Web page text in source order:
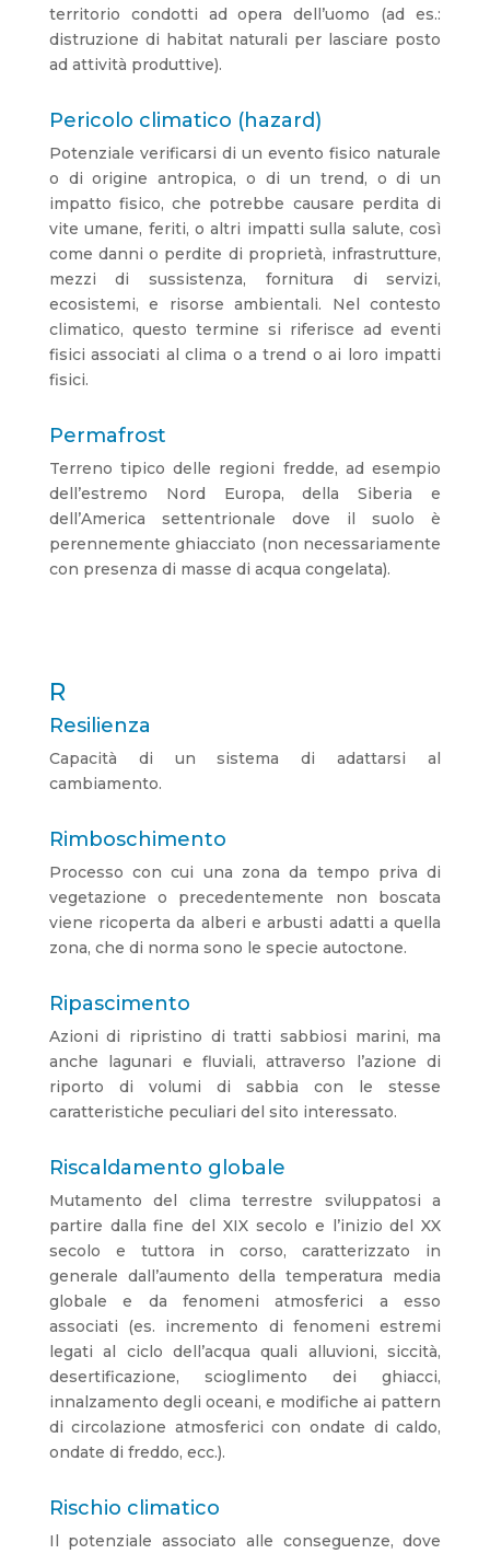
territorio condotti ad opera dell’uomo (ad es.:
distruzione di habitat naturali per lasciare posto
ad attività produttive).
Pericolo climatico (hazard)
Potenziale verificarsi di un evento fisico naturale
o di origine antropica, o di un trend, o di un
impatto fisico, che potrebbe causare perdita di
vite umane, feriti, o altri impatti sulla salute, così
come danni o perdite di proprietà, infrastrutture,
mezzi di sussistenza, fornitura di servizi,
ecosistemi, e risorse ambientali. Nel contesto
climatico, questo termine si riferisce ad eventi
fisici associati al clima o a trend o ai loro impatti
fisici.
Permafrost
Terreno tipico delle regioni fredde, ad esempio
dell’estremo Nord Europa, della Siberia e
dell’America settentrionale dove il suolo è
perennemente ghiacciato (non necessariamente
con presenza di masse di acqua congelata).
R
Resilienza
Capacità di un sistema di adattarsi al
cambiamento.
Rimboschimento
Processo con cui una zona da tempo priva di
vegetazione o precedentemente non boscata
viene ricoperta da alberi e arbusti adatti a quella
zona, che di norma sono le specie autoctone.
Ripascimento
Azioni di ripristino di tratti sabbiosi marini, ma
anche lagunari e fluviali, attraverso l’azione di
riporto di volumi di sabbia con le stesse
caratteristiche peculiari del sito interessato.
Riscaldamento globale
Mutamento del clima terrestre sviluppatosi a
partire dalla fine del XIX secolo e l’inizio del XX
secolo e tuttora in corso, caratterizzato in
generale dall’aumento della temperatura media
globale e da fenomeni atmosferici a esso
associati (es. incremento di fenomeni estremi
legati al ciclo dell’acqua quali alluvioni, siccità,
desertificazione, scioglimento dei ghiacci,
innalzamento degli oceani, e modifiche ai pattern
di circolazione atmosferici con ondate di caldo,
ondate di freddo, ecc.).
Rischio climatico
Il potenziale associato alle conseguenze, dove